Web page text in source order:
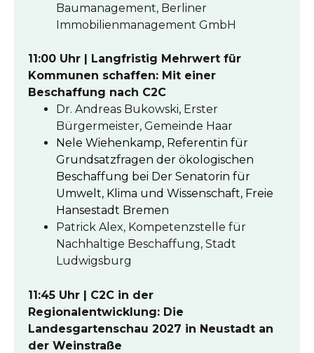
Baumanagement, Berliner
Immobilienmanagement GmbH
11:00 Uhr | Langfristig Mehrwert für
Kommunen schaffen: Mit einer
Beschaffung nach C2C
Dr. Andreas Bukowski, Erster
Bürgermeister, Gemeinde Haar
Nele Wiehenkamp, Referentin für
Grundsatzfragen der ökologischen
Beschaffung bei Der Senatorin für
Umwelt, Klima und Wissenschaft, Freie
Hansestadt Bremen
Patrick Alex, Kompetenzstelle für
Nachhaltige Beschaffung, Stadt
Ludwigsburg
11:45 Uhr | C2C in der
Regionalentwicklung: Die
Landesgartenschau 2027 in Neustadt an
der Weinstraße